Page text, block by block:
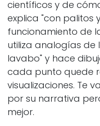
científicos y de
explica "con palitos
funcionamiento de
utiliza analogías de
lavabo" y hace
cada punto quede
visualizaciones. Te
por su narrativa
mejor.